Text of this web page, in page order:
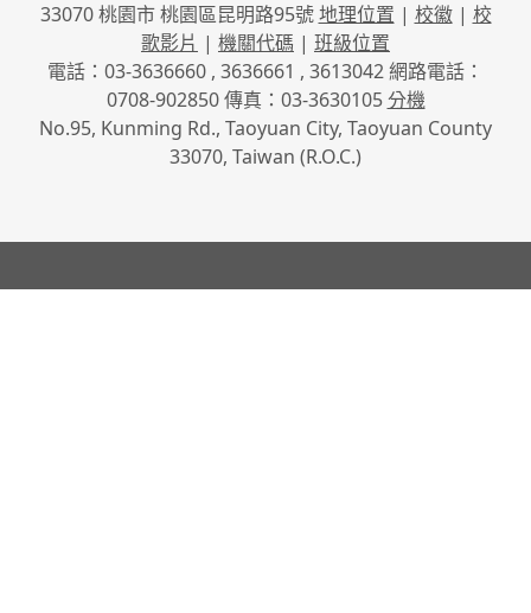
33070 桃園市 桃園區昆明路95號地理位置 | 校徽| 校
歌影片 | 機關代碼 | 班級位置
電話：03-3636660 , 3636661 , 3613042 網路電話：
0708-902850 傳真：03-3630105分機
No.95, Kunming Rd., Taoyuan City, Taoyuan County
33070, Taiwan (R.O.C.)